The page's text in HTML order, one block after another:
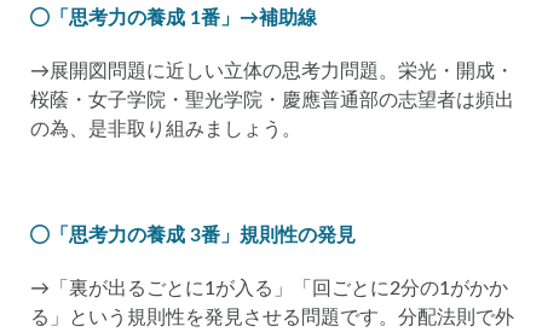
「思考力の養成 1番」→補助線
→展開図問題に近しい立体の思考力問題。栄光・開成・
桜蔭・女子学院・聖光学院・慶應普通部の志望者は頻出
の為、是非取り組みましょう。
「思考力の養成 3番」規則性の発見
→「裏が出るごとに1が入る」「回ごとに2分の1がかか
る」という規則性を発見させる問題です。分配法則で外